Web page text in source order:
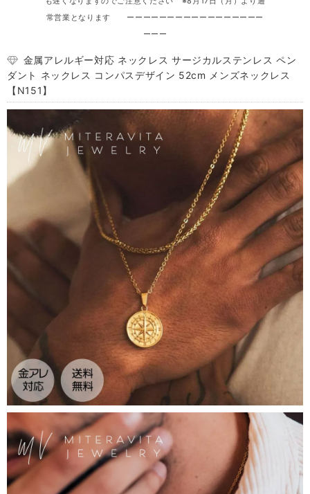
常営業となります ーーーーーーーーーーーーーーーーー
ーーー
金属アレルギー対応 ネックレス サージカルステンレス ペン
ダント ネックレス コンパスデザイン 52cm メンズネックレス
【N151】